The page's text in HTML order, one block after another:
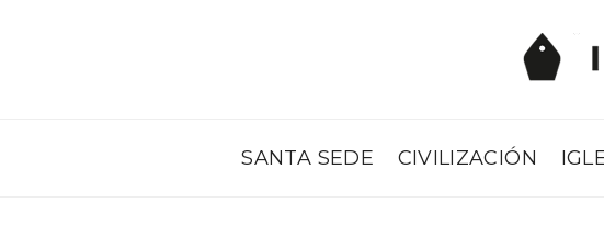
SANTA SEDE CIVILIZACIÓN